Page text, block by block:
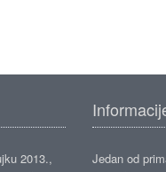
2013.,
Jedan od